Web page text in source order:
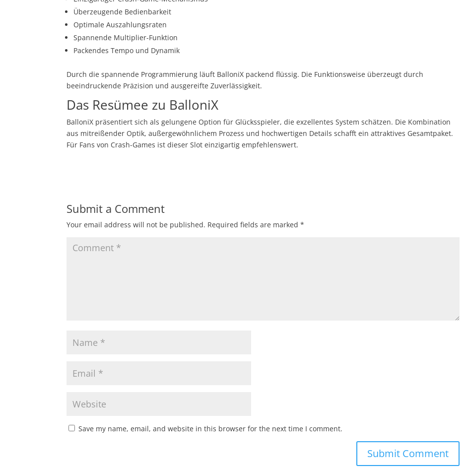
Überzeugende Bedienbarkeit
Optimale Auszahlungsraten
Spannende Multiplier-Funktion
Packendes Tempo und Dynamik
Durch die spannende Programmierung läuft BalloniX packend flüssig. Die Funktionsweise überzeugt durch
beeindruckende Präzision und ausgereifte Zuverlässigkeit.
Das Resümee zu BalloniX
BalloniX präsentiert sich als gelungene Option für Glücksspieler, die exzellentes System schätzen. Die Kombination
aus mitreißender Optik, außergewöhnlichem Prozess und hochwertigen Details schafft ein attraktives Gesamtpaket.
Für Fans von Crash-Games ist dieser Slot einzigartig empfehlenswert.
Submit a Comment
Your email address will not be published. Required fields are marked*
Save my name, email, and website in this browser for the next time I comment.